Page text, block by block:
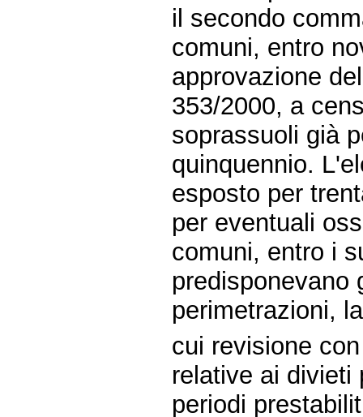
il secondo
comuni, entro
approvazione
353/2000, a
soprassuoli già
quinquennio.
esposto per
per eventuali
comuni, entro i
predisponevano
perimetrazioni, la
cui revisione
relative ai divieti
periodi